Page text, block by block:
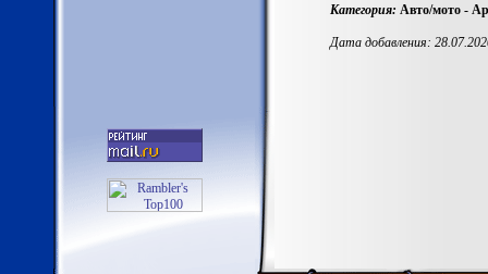
Категория: Авто/мото -
Дата добавления: